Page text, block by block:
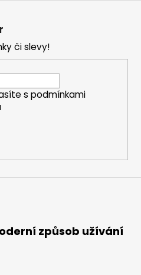
p
r
v
k
y
u
í či slevy!
s podmínkami
způsob užívání